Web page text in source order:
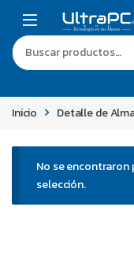
Inicio Detalle de
No se
selección.